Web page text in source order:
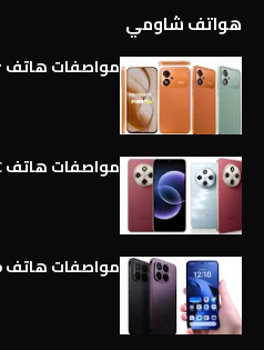
هواتف شاومي
مواصفات هاتف Xiaomi Poco M8 Power كاملة
مواصفات هاتف Xiaomi Redmi 17C كاملة
مواصفات هاتف Xiaomi 17T Pro كاملة